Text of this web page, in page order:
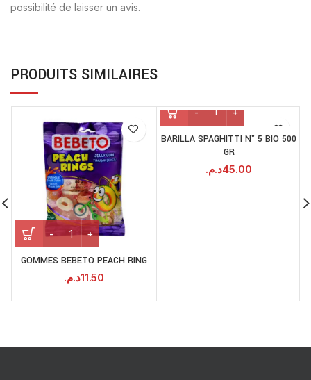
possibilité de laisser un avis.
PRODUITS SIMILAIRES
GOMMES BEBETO PEACH RING
11.50د.م.
BARILLA SPAGHITTI N° 5 BIO 500
GR
45.00د.م.